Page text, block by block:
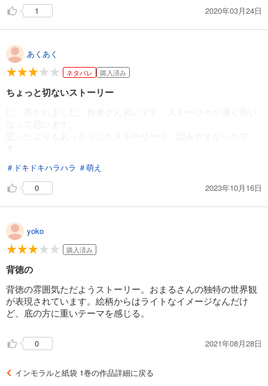
1 2020年03月24日
あくあく
ネタバレ 購入済み
ちょっと切ないストーリー
＃ドキドキハラハラ ＃萌え
0
2023年10月16日
yoko
購入済み
背徳の
背徳の雰囲気ただようストーリー。おまるさんの独特の世界観
が表現されています。絵柄からはライトなイメージなんだけ
ど、底の方に重いテーマを感じる。
0 2021年08月28日
インモラルと紙袋 1巻の作品詳細に戻る